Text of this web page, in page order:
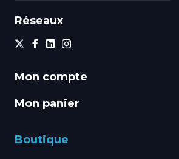
Réseaux
Mon compte
Mon panier
Boutique